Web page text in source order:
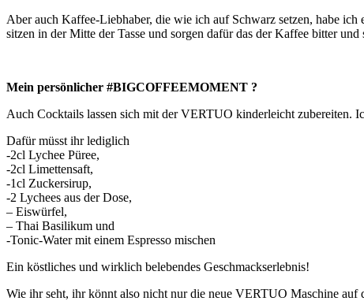
Aber auch Kaffee-Liebhaber, die wie ich auf Schwarz setzen, habe
sitzen in der Mitte der Tasse und sorgen dafür das der Kaffee bitter und
Mein persönlicher #BIGCOFFEEMOMENT ?
Auch Cocktails lassen sich mit der VERTUO kinderleicht zubereiten.
Dafür müsst ihr lediglich
-2cl Lychee Püree,
-2cl Limettensaft,
-1cl Zuckersirup,
-2 Lychees aus der Dose,
– Eiswürfel,
– Thai Basilikum und
-Tonic-Water mit einem Espresso mischen
Ein köstliches und wirklich belebendes Geschmackserlebnis!
Wie ihr seht, ihr könnt also nicht nur die neue VERTUO Maschine